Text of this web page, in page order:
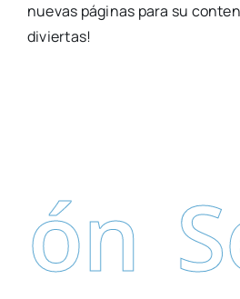
nuevas páginas para su
diviertas!